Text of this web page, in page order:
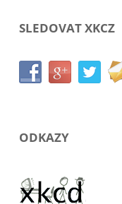
SLEDOVAT XKCZ
ODKAZY